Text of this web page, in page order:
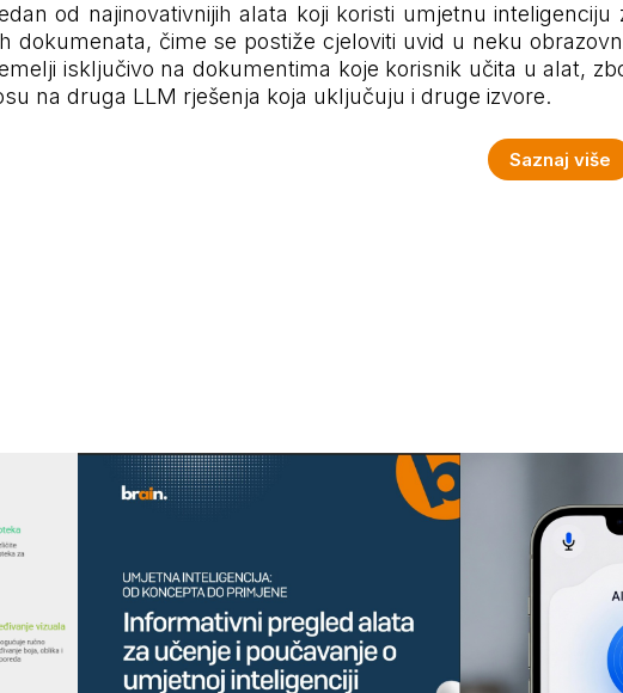
od najinovativnijih alata koji koristi umjetnu inteligenciju
dokumenata, čime se postiže cjeloviti uvid u neku
isključivo na dokumentima koje korisnik učita u alat,
na druga LLM rješenja koja uključuju i druge izvore.
Saznaj više